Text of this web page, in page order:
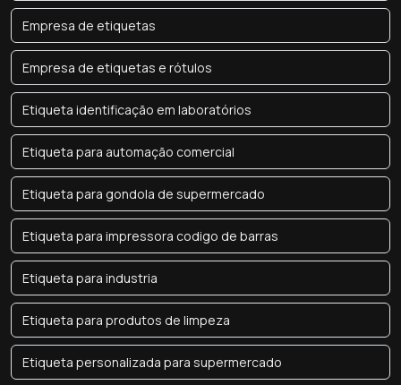
Empresa de etiquetas
Empresa de etiquetas e rótulos
Etiqueta identificação em laboratórios
Etiqueta para automação comercial
Etiqueta para gondola de supermercado
Etiqueta para impressora codigo de barras
Etiqueta para industria
Etiqueta para produtos de limpeza
Etiqueta personalizada para supermercado